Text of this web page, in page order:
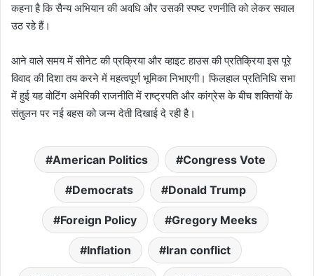
कहना है कि सैन्य अभियान की अवधि और उसकी स्पष्ट रणनीति को लेकर सवाल
उठ रहे हैं।
आने वाले समय में सीनेट की प्रक्रिया और व्हाइट हाउस की प्रतिक्रिया इस पूरे
विवाद की दिशा तय करने में महत्वपूर्ण भूमिका निभाएगी। फिलहाल प्रतिनिधि सभा
में हुई यह वोटिंग अमेरिकी राजनीति में राष्ट्रपति और कांग्रेस के बीच शक्तियों के
संतुलन पर नई बहस को जन्म देती दिखाई दे रही है।
American Politics Congress Vote
Democrats Donald Trump
Foreign Policy Gregory Meeks
Inflation Iran conflict